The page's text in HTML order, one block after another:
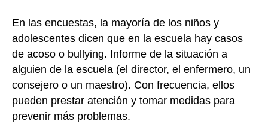
En las encuestas, la mayoría de los niños y
adolescentes dicen que en la escuela hay casos
de acoso o bullying. Informe de la situación a
alguien de la escuela (el director, el enfermero, un
consejero o un maestro). Con frecuencia, ellos
pueden prestar atención y tomar medidas para
prevenir más problemas.